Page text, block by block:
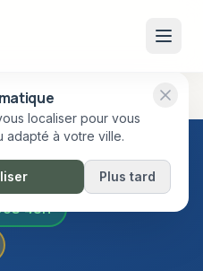
Métropole Mérignac
48H
localiser pour vous
adapté à votre ville.
Plus tard